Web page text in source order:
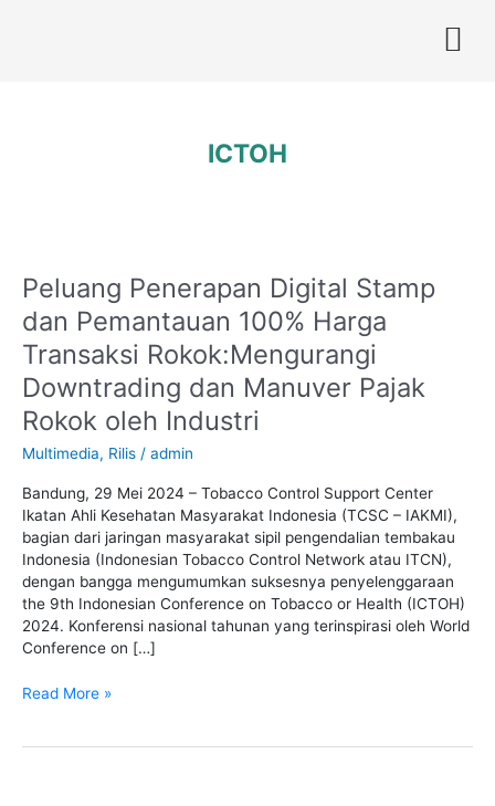
ICTOH
Peluang Penerapan Digital Stamp
dan Pemantauan 100% Harga
Transaksi Rokok:Mengurangi
Downtrading dan Manuver Pajak
Rokok oleh Industri
Multimedia, Rilis / admin
Bandung, 29 Mei 2024 – Tobacco Control Support Center
Ikatan Ahli Kesehatan Masyarakat Indonesia (TCSC – IAKMI),
bagian dari jaringan masyarakat sipil pengendalian tembakau
Indonesia (Indonesian Tobacco Control Network atau ITCN),
dengan bangga mengumumkan suksesnya penyelenggaraan
the 9th Indonesian Conference on Tobacco or Health (ICTOH)
2024. Konferensi nasional tahunan yang terinspirasi oleh World
Conference on […]
Peluang
Penerapan
Digital
Stamp
Pemantauan
100%
Harga
Transaksi
Downtrading
dan
Manuver
Pajak
Rokok
oleh
Industri
Read More »